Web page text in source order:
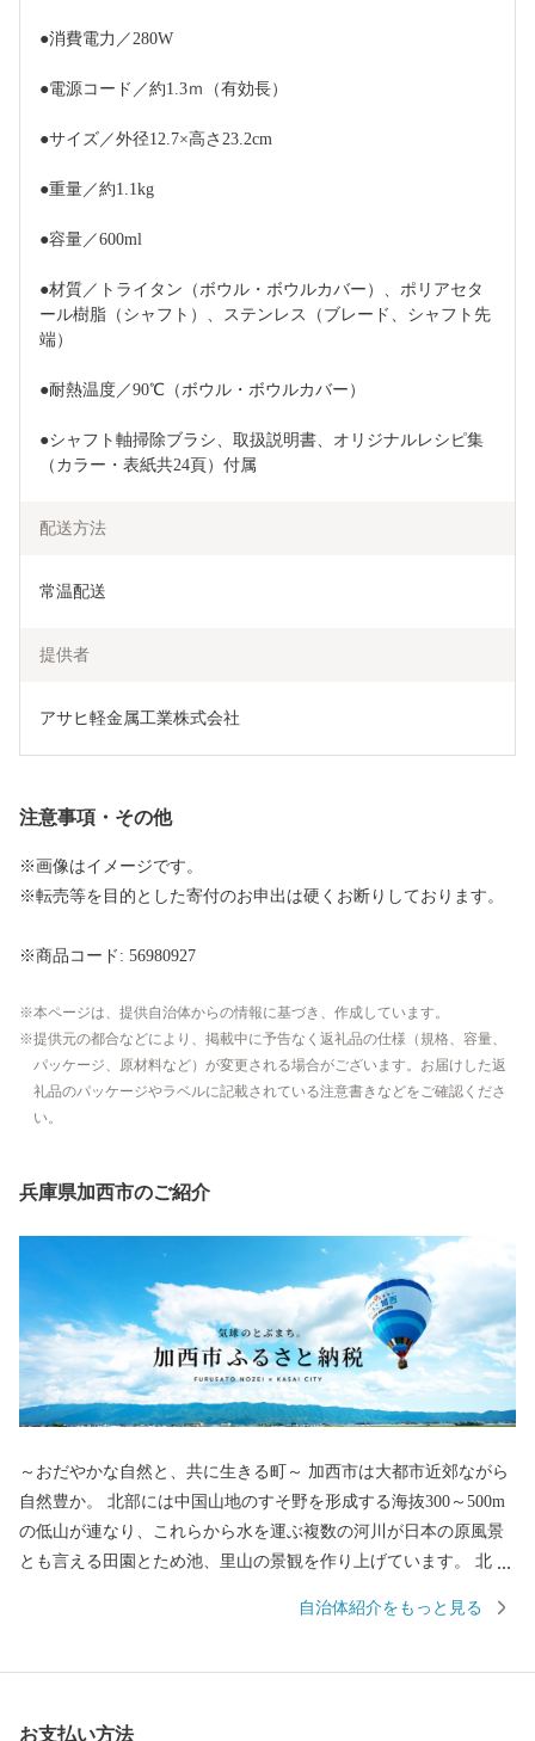
●消費電力／280W
●電源コード／約1.3ｍ（有効長）
●サイズ／外径12.7×高さ23.2cm
●重量／約1.1kg
●容量／600ml
●材質／トライタン（ボウル・ボウルカバー）、ポリアセタ
ール樹脂（シャフト）、ステンレス（ブレード、シャフト先
端）
●耐熱温度／90℃（ボウル・ボウルカバー）
●シャフト軸掃除ブラシ、取扱説明書、オリジナルレシピ集
（カラー・表紙共24頁）付属
配送方法
常温配送
提供者
アサヒ軽金属工業株式会社
注意事項・その他
※画像はイメージです。
※転売等を目的とした寄付のお申出は硬くお断りしております。
※商品コード: 56980927
本ページは、提供自治体からの情報に基づき、作成しています。
提供元の都合などにより、掲載中に予告なく返礼品の仕様（規格、容量、
パッケージ、原材料など）が変更される場合がございます。お届けした返
礼品のパッケージやラベルに記載されている注意書きなどをご確認くださ
い。
兵庫県加西市のご紹介
～おだやかな自然と、共に生きる町～ 加西市は大都市近郊ながら
自然豊か。 北部には中国山地のすそ野を形成する海抜300～500m
の低山が連なり、これらから水を運ぶ複数の河川が日本の原風景
とも言える田園とため池、里山の景観を作り上げています。 北条
き、週末は近隣からも山登りやBBQを楽しむ人々が集います。ま
自治体紹介をもっと見る
お支払い方法